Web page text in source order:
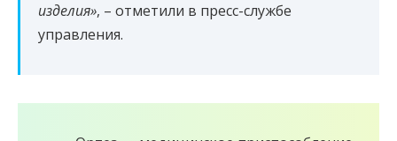
изделия», – отметили в пресс-службе
управления.